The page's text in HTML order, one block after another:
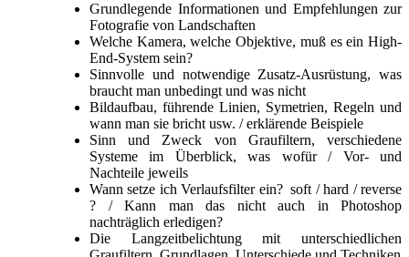
Grundlegende Informationen und Empfehlungen zur
Fotografie von Landschaften
Welche Kamera, welche Objektive, muß es ein High-
End-System sein?
Sinnvolle und notwendige Zusatz-Ausrüstung, was
braucht man unbedingt und was nicht
Bildaufbau, führende Linien, Symetrien, Regeln und
wann man sie bricht usw. / erklärende Beispiele
Sinn und Zweck von Graufiltern, verschiedene
Systeme im Überblick, was wofür / Vor- und
Nachteile jeweils
Wann setze ich Verlaufsfilter ein? soft / hard / reverse
? / Kann man das nicht auch in Photoshop
nachträglich erledigen?
Die Langzeitbelichtung mit unterschiedlichen